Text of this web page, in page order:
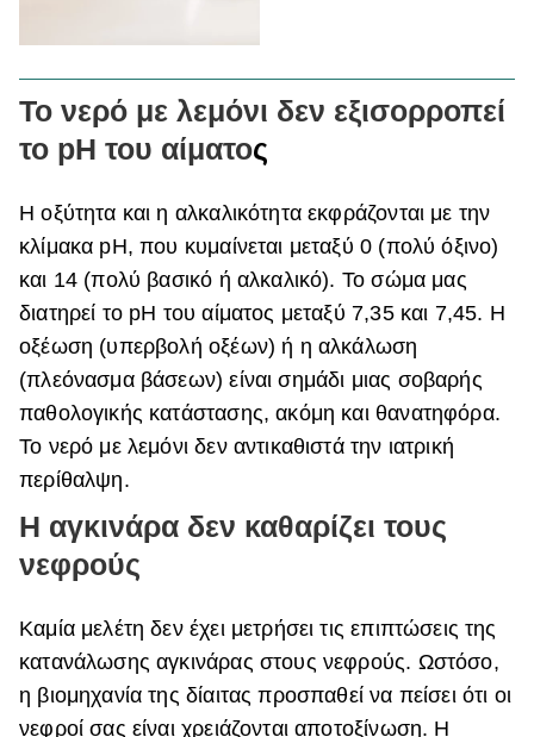
Το νερό με λεμόνι δεν εξισορροπεί
το pH του αίματος
Η οξύτητα και η αλκαλικότητα εκφράζονται με την
κλίμακα pH, που κυμαίνεται μεταξύ 0 (πολύ όξινο)
και 14 (πολύ βασικό ή αλκαλικό). Το σώμα μας
διατηρεί το pH του αίματος μεταξύ 7,35 και 7,45. Η
οξέωση (υπερβολή οξέων) ή η αλκάλωση
(πλεόνασμα βάσεων) είναι σημάδι μιας σοβαρής
παθολογικής κατάστασης, ακόμη και θανατηφόρα.
Το νερό με λεμόνι δεν αντικαθιστά την ιατρική
περίθαλψη.
Η αγκινάρα δεν καθαρίζει τους
νεφρούς
Καμία μελέτη δεν έχει μετρήσει τις επιπτώσεις της
κατανάλωσης αγκινάρας στους νεφρούς. Ωστόσο,
η βιομηχανία της δίαιτας προσπαθεί να πείσει ότι οι
νεφροί σας είναι χρειάζονται αποτοξίνωση. Η